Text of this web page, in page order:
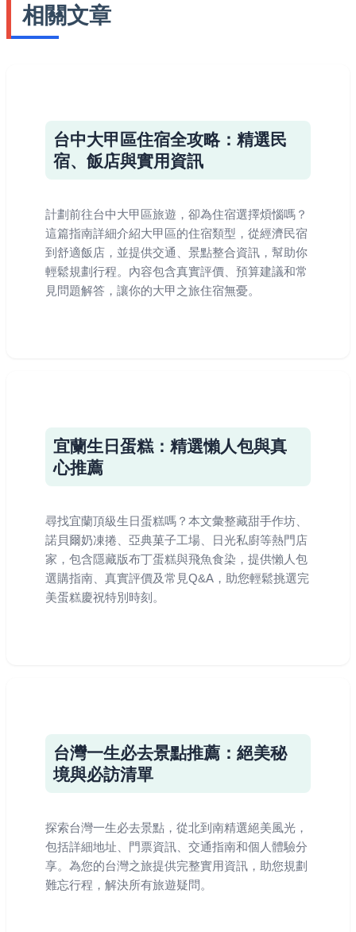
相關文章
台中大甲區住宿全攻略：精選民
宿、飯店與實用資訊
計劃前往台中大甲區旅遊，卻為住宿選擇煩惱嗎？
這篇指南詳細介紹大甲區的住宿類型，從經濟民宿
到舒適飯店，並提供交通、景點整合資訊，幫助你
輕鬆規劃行程。內容包含真實評價、預算建議和常
見問題解答，讓你的大甲之旅住宿無憂。
宜蘭生日蛋糕：精選懶人包與真
心推薦
尋找宜蘭頂級生日蛋糕嗎？本文彙整藏甜手作坊、
諾貝爾奶凍捲、亞典菓子工場、日光私廚等熱門店
家，包含隱藏版布丁蛋糕與飛魚食染，提供懶人包
選購指南、真實評價及常見Q&A，助您輕鬆挑選完
美蛋糕慶祝特別時刻。
台灣一生必去景點推薦：絕美秘
境與必訪清單
探索台灣一生必去景點，從北到南精選絕美風光，
包括詳細地址、門票資訊、交通指南和個人體驗分
享。為您的台灣之旅提供完整實用資訊，助您規劃
難忘行程，解決所有旅遊疑問。